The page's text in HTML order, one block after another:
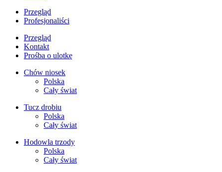
Przegląd
Profesjonaliści
Przegląd
Kontakt
Prośba o ulotkę
Chów niosek
Polska
Cały świat
Tucz drobiu
Polska
Cały świat
Hodowla trzody
Polska
Cały świat